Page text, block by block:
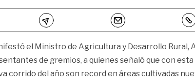
el Ministro de Agricultura y Desarrollo Rural,
de gremios, a quienes señaló que con
corrido del año son record en áreas cultivadas